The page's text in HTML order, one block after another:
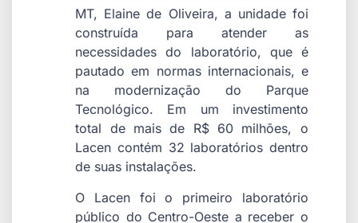
MT, Elaine de Oliveira, a unidade foi
construída para atender as
necessidades do laboratório, que é
pautado em normas internacionais, e
na modernização do Parque
Tecnológico. Em um investimento
total de mais de R$ 60 milhões, o
Lacen contém 32 laboratórios dentro
de suas instalações.
O Lacen foi o primeiro laboratório
público do Centro-Oeste a receber o